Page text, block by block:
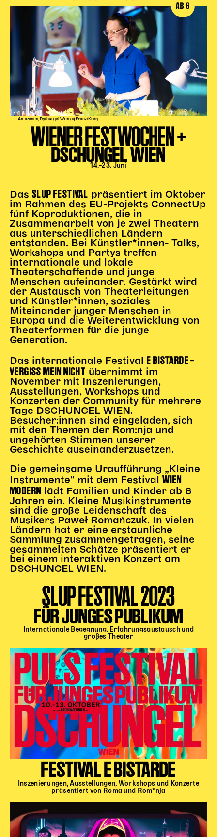
Amazonen, Dschungel Wien (c) Franzi Kreis
AB 6
WIENER FESTWOCHEN +
DSCHUNGEL WIEN
14.–23. Juni
Das SLUP FESTIVAL präsentiert im Oktober
im Rahmen des EU-Projekts ConnectUp
fünf Koproduktionen, die in
Zusammenarbeit von je zwei Theatern
aus unterschiedlichen Ländern
entstanden. Bei Künstler*innen- Talks,
Workshops und Partys treffen
internationale und lokale
Theaterschaffende und junge
Menschen aufeinander. Gestärkt wird
der Austausch von Theaterleitungen
und Künstler*innen, soziales
Miteinander junger Menschen in
Europa und die Weiterentwicklung von
Theaterformen für die junge
Generation.
Das internationale Festival E BISTARDE –
VERGISS MEIN NICHT übernimmt im
November mit Inszenierungen,
Ausstellungen, Workshops und
Konzerten der Community für mehrere
Tage DSCHUNGEL WIEN.
Besucher:innen sind eingeladen, sich
mit den Themen der Rom:nja und
ungehörten Stimmen unserer
Geschichte auseinanderzusetzen.
Die gemeinsame Uraufführung „Kleine
Instrumente“ mit dem Festival WIEN
MODERN lädt Familien und Kinder ab 6
Jahren ein. Kleine Musikinstrumente
sind die große Leidenschaft des
Musikers Paweł Romańczuk. In vielen
Ländern hat er eine erstaunliche
Sammlung zusammengetragen, seine
gesammelten Schätze präsentiert er
bei einem interaktiven Konzert am
DSCHUNGEL WIEN.
SLUP FESTIVAL 2023
FÜR JUNGES PUBLIKUM
Internationale Begegnung, Erfahrungsaustausch und
großes Theater
FESTIVAL E BISTARDE
Inszenierungen, Ausstellungen, Workshops und Konzerte
präsentiert von Roma und Rom*nja